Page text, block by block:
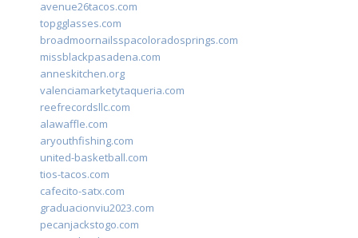
avenue26tacos.com
topgglasses.com
broadmoornailsspacoloradosprings.com
missblackpasadena.com
anneskitchen.org
valenciamarketytaqueria.com
reefrecordsllc.com
alawaffle.com
aryouthfishing.com
united-basketball.com
tios-tacos.com
cafecito-satx.com
graduacionviu2023.com
pecanjackstogo.com